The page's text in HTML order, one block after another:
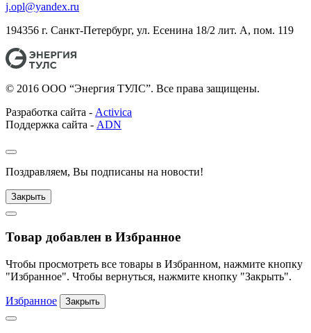
j.opl@yandex.ru
194356 г. Санкт-Петербург, ул. Есенина 18/2 лит. А, пом. 119
© 2016 ООО “Энергия ТУЛС”. Все права защищены.
Разработка сайта - Activica
Поддержка сайта - ADN
Поздравляем, Вы подписаны на новости!
Закрыть
Товар добавлен в Избранное
Чтобы просмотреть все товары в Избранном, нажмите кнопку
"Избранное". Чтобы вернуться, нажмите кнопку "Закрыть".
Избранное Закрыть